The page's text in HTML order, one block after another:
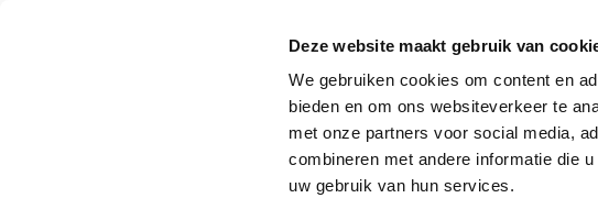
Deze website maakt gebruik van
We gebruiken cookies om content en
bieden en om ons websiteverkeer te
met onze partners voor social media,
combineren met andere informatie die
uw gebruik van hun services.
Zoek huisdier Plaats huisdier